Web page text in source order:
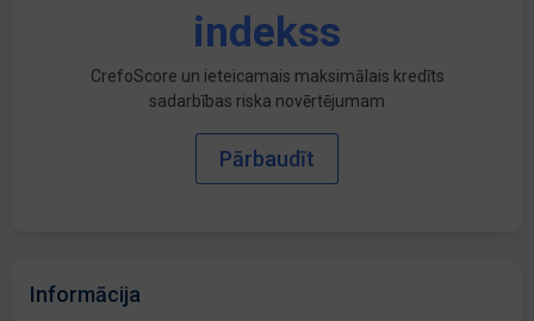
indekss
CrefoScore un ieteicamais maksimālais kredīts
sadarbības riska novērtējumam
Pārbaudīt
Informācija